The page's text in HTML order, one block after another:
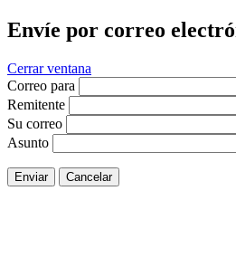
Envíe por correo
Cerrar ventana
Correo para
Remitente
Su correo
Asunto
Enviar Cancelar